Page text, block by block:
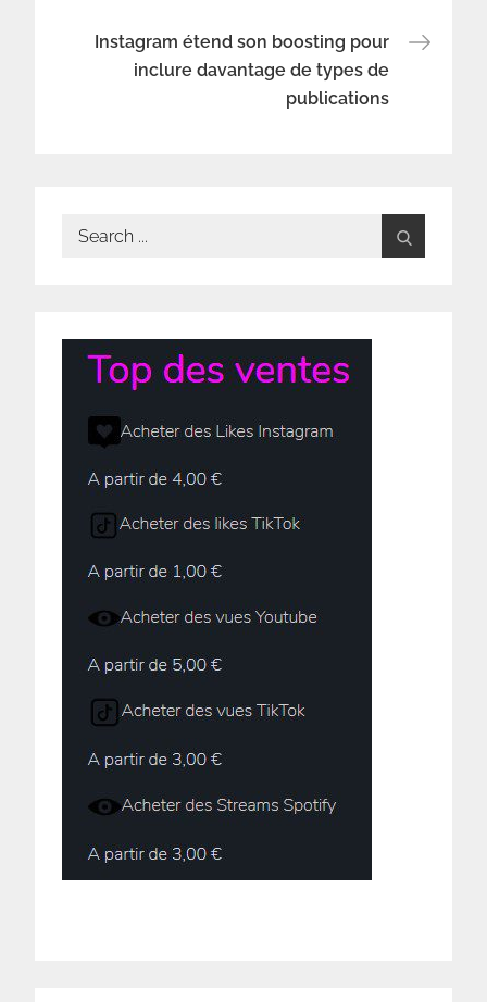
de
l’article
Instagram étend son boosting pour
inclure davantage de types de
publications
Search